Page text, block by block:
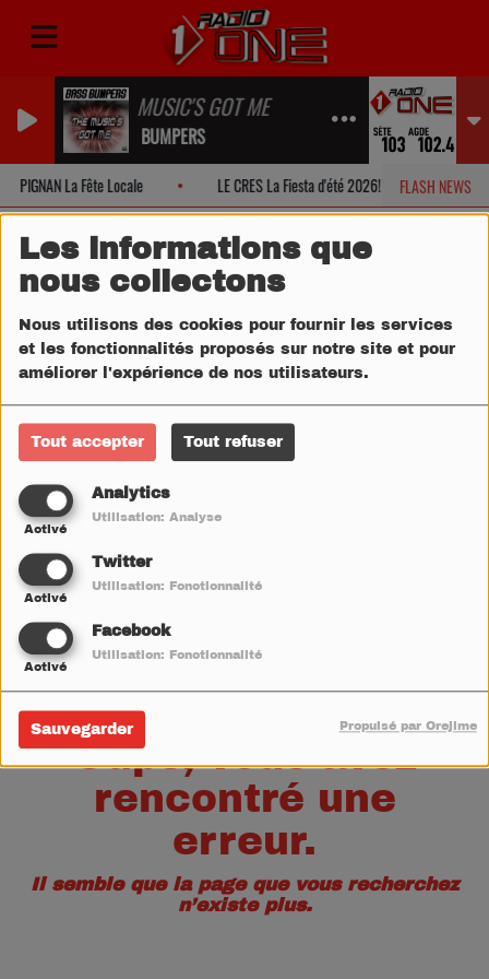
Les informations que
nous collectons
Nous utilisons des cookies pour fournir les services
et les fonctionnalités proposés sur notre site et pour
améliorer l'expérience de nos utilisateurs.
Tout accepter Tout refuser
Analytics
Activé
Utilisation: Analyse
Twitter
Activé
Utilisation: Fonctionnalité
Facebook
Activé
Utilisation: Fonctionnalité
Sauvegarder Propulsé par Orejime
THE MUSIC'S GOT ME
BASS BUMPERS
FLASH NEWS
PIGNAN La Fête Locale LE CRES La Fiesta d'été 2026!
Oups, vous avez
rencontré une
erreur.
Il semble que la page que vous recherchez
n’existe plus.